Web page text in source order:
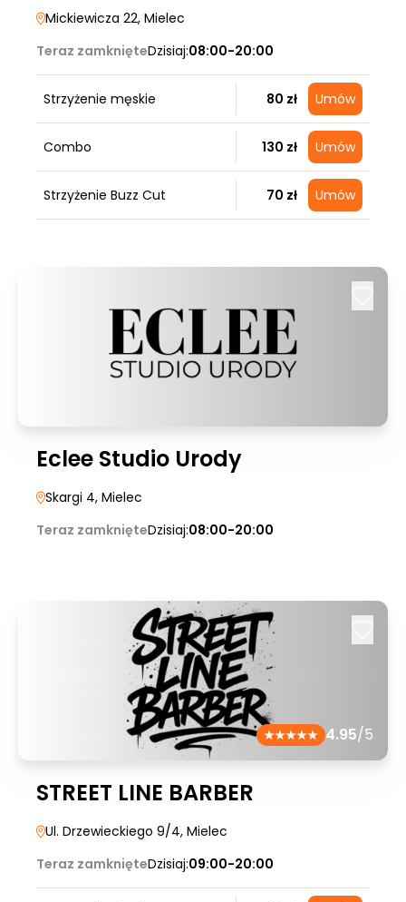
Mickiewicza 22, Mielec
Teraz zamknięteDzisiaj:08:00-20:00
Strzyżenie męskie 80 zł Umów
Combo 130 zł Umów
Strzyżenie Buzz Cut 70 zł Umów
Eclee Studio Urody
Skargi 4, Mielec
Teraz zamknięteDzisiaj:08:00-20:00
4.95/5
STREET LINE BARBER
Ul. Drzewieckiego 9/4, Mielec
Teraz zamknięteDzisiaj:09:00-20:00